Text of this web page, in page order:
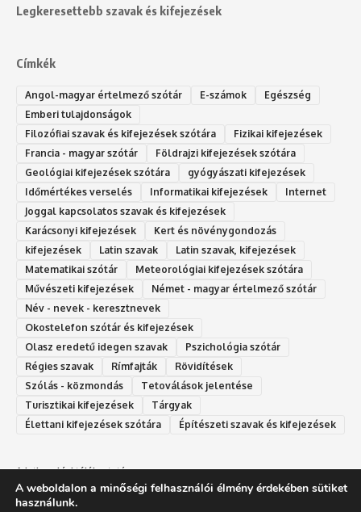
Legkeresettebb szavak és kifejezések
Címkék
Angol-magyar értelmező szótár E-számok
Egészség
Emberi tulajdonságok
Filozófiai szavak és kifejezések szótára
Fizikai kifejezések
Francia - magyar szótár
Földrajzi kifejezések szótára
Geológiai kifejezések szótára
gyógyászati kifejezések
Időmértékes verselés
Informatikai kifejezések
Internet
Joggal kapcsolatos szavak és kifejezések
Karácsonyi kifejezések
Kert és növénygondozás
kifejezések
Latin szavak
Latin szavak, kifejezések
Matematikai szótár
Meteorológiai kifejezések szótára
Művészeti kifejezések
Német - magyar értelmező szótár
Név - nevek - keresztnevek
Okostelefon szótár és kifejezések
Olasz eredetű idegen szavak
Ps‮gólohciz‬ia s‮átóz‬r
Régies szavak
Rímfajták
Rövidítések
Szólás - közmondás
Tetoválások jelentése
Turisztikai kifejezések
Tárgyak
Élettani kifejezések szótára
Építészeti szavak és kifejezések
Adatkezelési tájékoztató
Felhasználási feltételek
A weboldalon a minőségi felhasználói élmény érdekében sütiket
használunk.